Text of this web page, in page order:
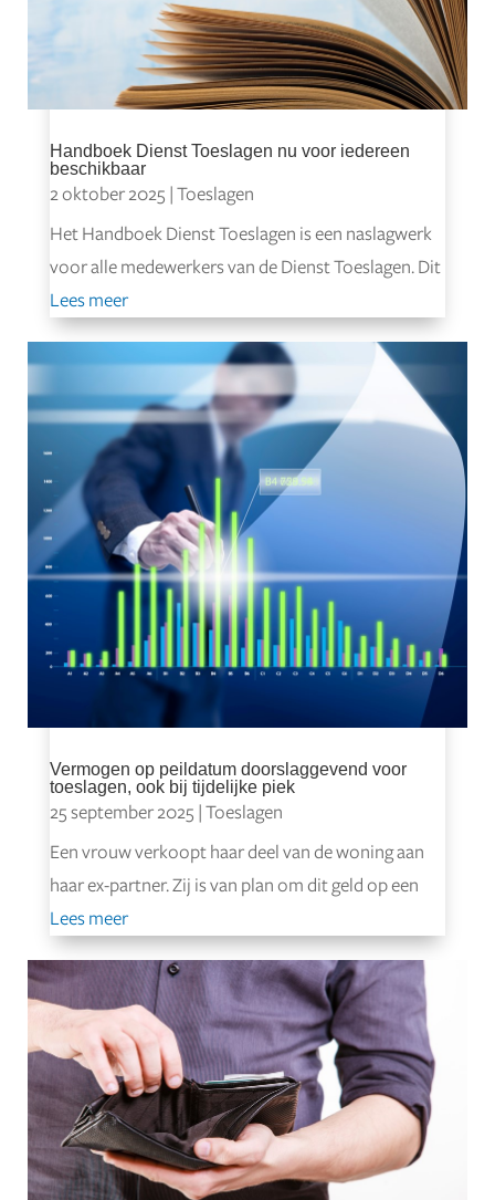
Handboek Dienst Toeslagen nu voor iedereen
beschikbaar
2 oktober 2025
Toeslagen
Het Handboek Dienst Toeslagen is een naslagwerk
voor alle medewerkers van de Dienst Toeslagen. Dit
Lees meer
Vermogen op peildatum doorslaggevend voor
toeslagen, ook bij tijdelijke piek
25 september 2025
Toeslagen
Een vrouw verkoopt haar deel van de woning aan
haar ex-partner. Zij is van plan om dit geld op een
Lees meer